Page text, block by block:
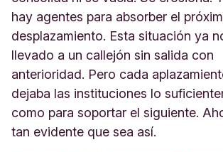
hay agentes para absorber el
desplazamiento. Esta situación ya
llevado a un callejón sin salida con
anterioridad. Pero cada
dejaba las instituciones lo
como para soportar el siguiente.
tan evidente que sea así.